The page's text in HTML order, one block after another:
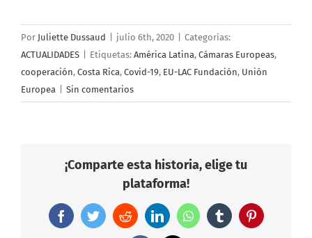
Por Juliette Dussaud julio 6th, 2020
Categorías:
ACTUALIDADES
Etiquetas: América Latina, Cámaras Europeas,
cooperación, Costa Rica, Covid-19, EU-LAC Fundación, Unión
Europea
Sin comentarios
¡Comparte esta historia, elige tu
plataforma!
FacebookTwitterRedditLinkedInWhatsAppTumblr Pinterest